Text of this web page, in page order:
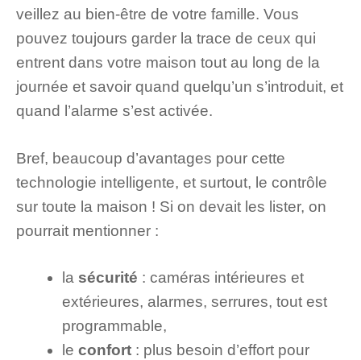
veillez au bien-être de votre famille. Vous
pouvez toujours garder la trace de ceux qui
entrent dans votre maison tout au long de la
journée et savoir quand quelqu’un s’introduit, et
quand l’alarme s’est activée.
Bref, beaucoup d’avantages pour cette
technologie intelligente, et surtout, le contrôle
sur toute la maison ! Si on devait les lister, on
pourrait mentionner :
la sécurité : caméras intérieures et
extérieures, alarmes, serrures, tout est
programmable,
le confort : plus besoin d’effort pour